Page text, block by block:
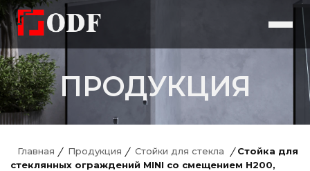
ПРОДУКЦИЯ
Главная Продукция Стойки для стекла
Стойка для
стеклянных ограждений MINI со смещением H200,